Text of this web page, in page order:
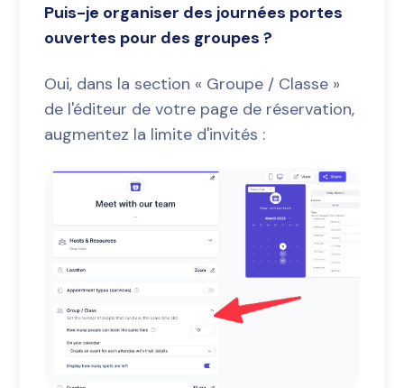
Puis-je organiser des journées portes
ouvertes pour des groupes ?
Oui, dans la section « Groupe / Classe »
de l'éditeur de votre page de réservation,
augmentez la limite d'invités :